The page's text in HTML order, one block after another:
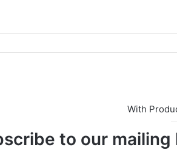
te
With
to our